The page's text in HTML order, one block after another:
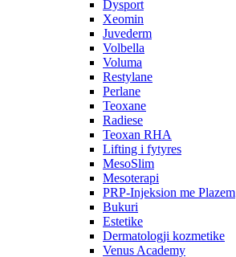
Dysport
Xeomin
Juvederm
Volbella
Voluma
Restylane
Perlane
Teoxane
Radiese
Teoxan RHA
Lifting i fytyres
MesoSlim
Mesoterapi
PRP-Injeksion me Plazem
Bukuri
Estetike
Dermatologji kozmetike
Venus Academy